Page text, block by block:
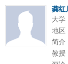
龚红
大学
地区
简介
教授